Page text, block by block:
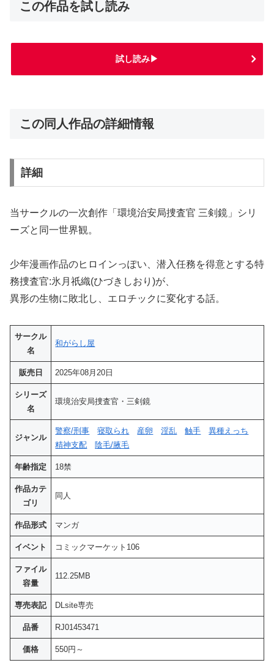
この作品を試し読み
試し読み▶
この同人作品の詳細情報
詳細
当サークルの一次創作「環境治安局捜査官 三剣鏡」シリ
ーズと同一世界観。
少年漫画作品のヒロインっぽい、潜入任務を得意とする特
務捜査官:氷月祇織(ひづきしおり)が、
異形の生物に敗北し、エロチックに変化する話。
サークル
名
和がらし屋
販売日 2025年08月20日
シリーズ
名
環境治安局捜査官・三剣鏡
ジャンル
警察/刑事 寝取られ 産卵 淫乱 触手
異種えっち
精神支配
陰毛/腋毛
年齢指定 18禁
作品カテ
ゴリ
同人
作品形式 マンガ
イベント コミックマーケット106
ファイル
容量
112.25MB
専売表記 DLsite専売
品番 RJ01453471
価格 550円～